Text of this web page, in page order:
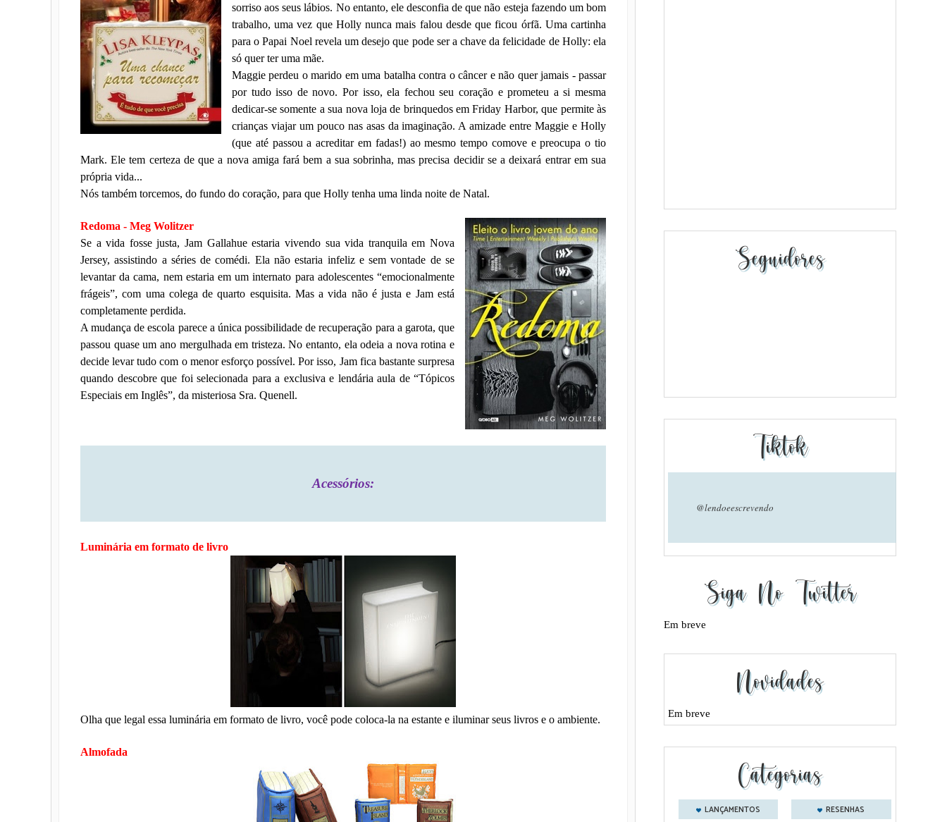
sorriso aos seus lábios. No entanto, ele desconfia de que não esteja fazendo um bom
trabalho, uma vez que Holly nunca mais falou desde que ficou órfã. Uma cartinha
para o Papai Noel revela um desejo que pode ser a chave da felicidade de Holly: ela
só quer ter uma mãe.
Maggie perdeu o marido em uma batalha contra o câncer e não quer jamais - passar
por tudo isso de novo. Por isso, ela fechou seu coração e prometeu a si mesma
dedicar-se somente a sua nova loja de brinquedos em Friday Harbor, que permite às
crianças viajar um pouco nas asas da imaginação. A amizade entre Maggie e Holly
(que até passou a acreditar em fadas!) ao mesmo tempo comove e preocupa o tio
Mark. Ele tem certeza de que a nova amiga fará bem a sua sobrinha, mas precisa decidir se a deixará entrar em sua
própria vida...
Nós também torcemos, do fundo do coração, para que Holly tenha uma linda noite de Natal.
Redoma - Meg Wolitzer
Se a vida fosse justa, Jam Gallahue estaria vivendo sua vida tranquila em Nova
Jersey, assistindo a séries de comédi. Ela não estaria infeliz e sem vontade de se
levantar da cama, nem estaria em um internato para adolescentes “emocionalmente
frágeis”, com uma colega de quarto esquisita. Mas a vida não é justa e Jam está
completamente perdida.
A mudança de escola parece a única possibilidade de recuperação para a garota, que
passou quase um ano mergulhada em tristeza. No entanto, ela odeia a nova rotina e
decide levar tudo com o menor esforço possível. Por isso, Jam fica bastante surpresa
quando descobre que foi selecionada para a exclusiva e lendária aula de “Tópicos
Especiais em Inglês”, da misteriosa Sra. Quenell.
Acessórios:
Luminária em formato de livro
Olha que legal essa luminária em formato de livro, você pode coloca-la na estante e iluminar seus livros e o ambiente.
Almofada
Seguidores
Tiktok
@lendoeescrevendo
Siga No Twitter
Em breve
Novidades
Em breve
Categorias
LANÇAMENTOS RESENHAS